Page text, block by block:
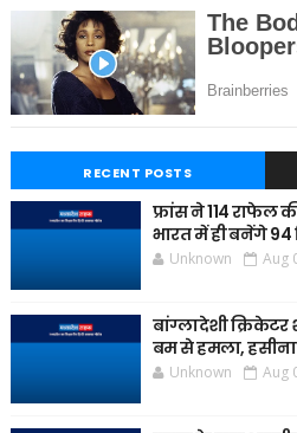
RECENT POSTS
फ्रांस ने 114 राफेल
भारत में ही बनेंगे 94
Unknown Aug
बांग्लादेशी
बम से हमला,
Unknown Aug